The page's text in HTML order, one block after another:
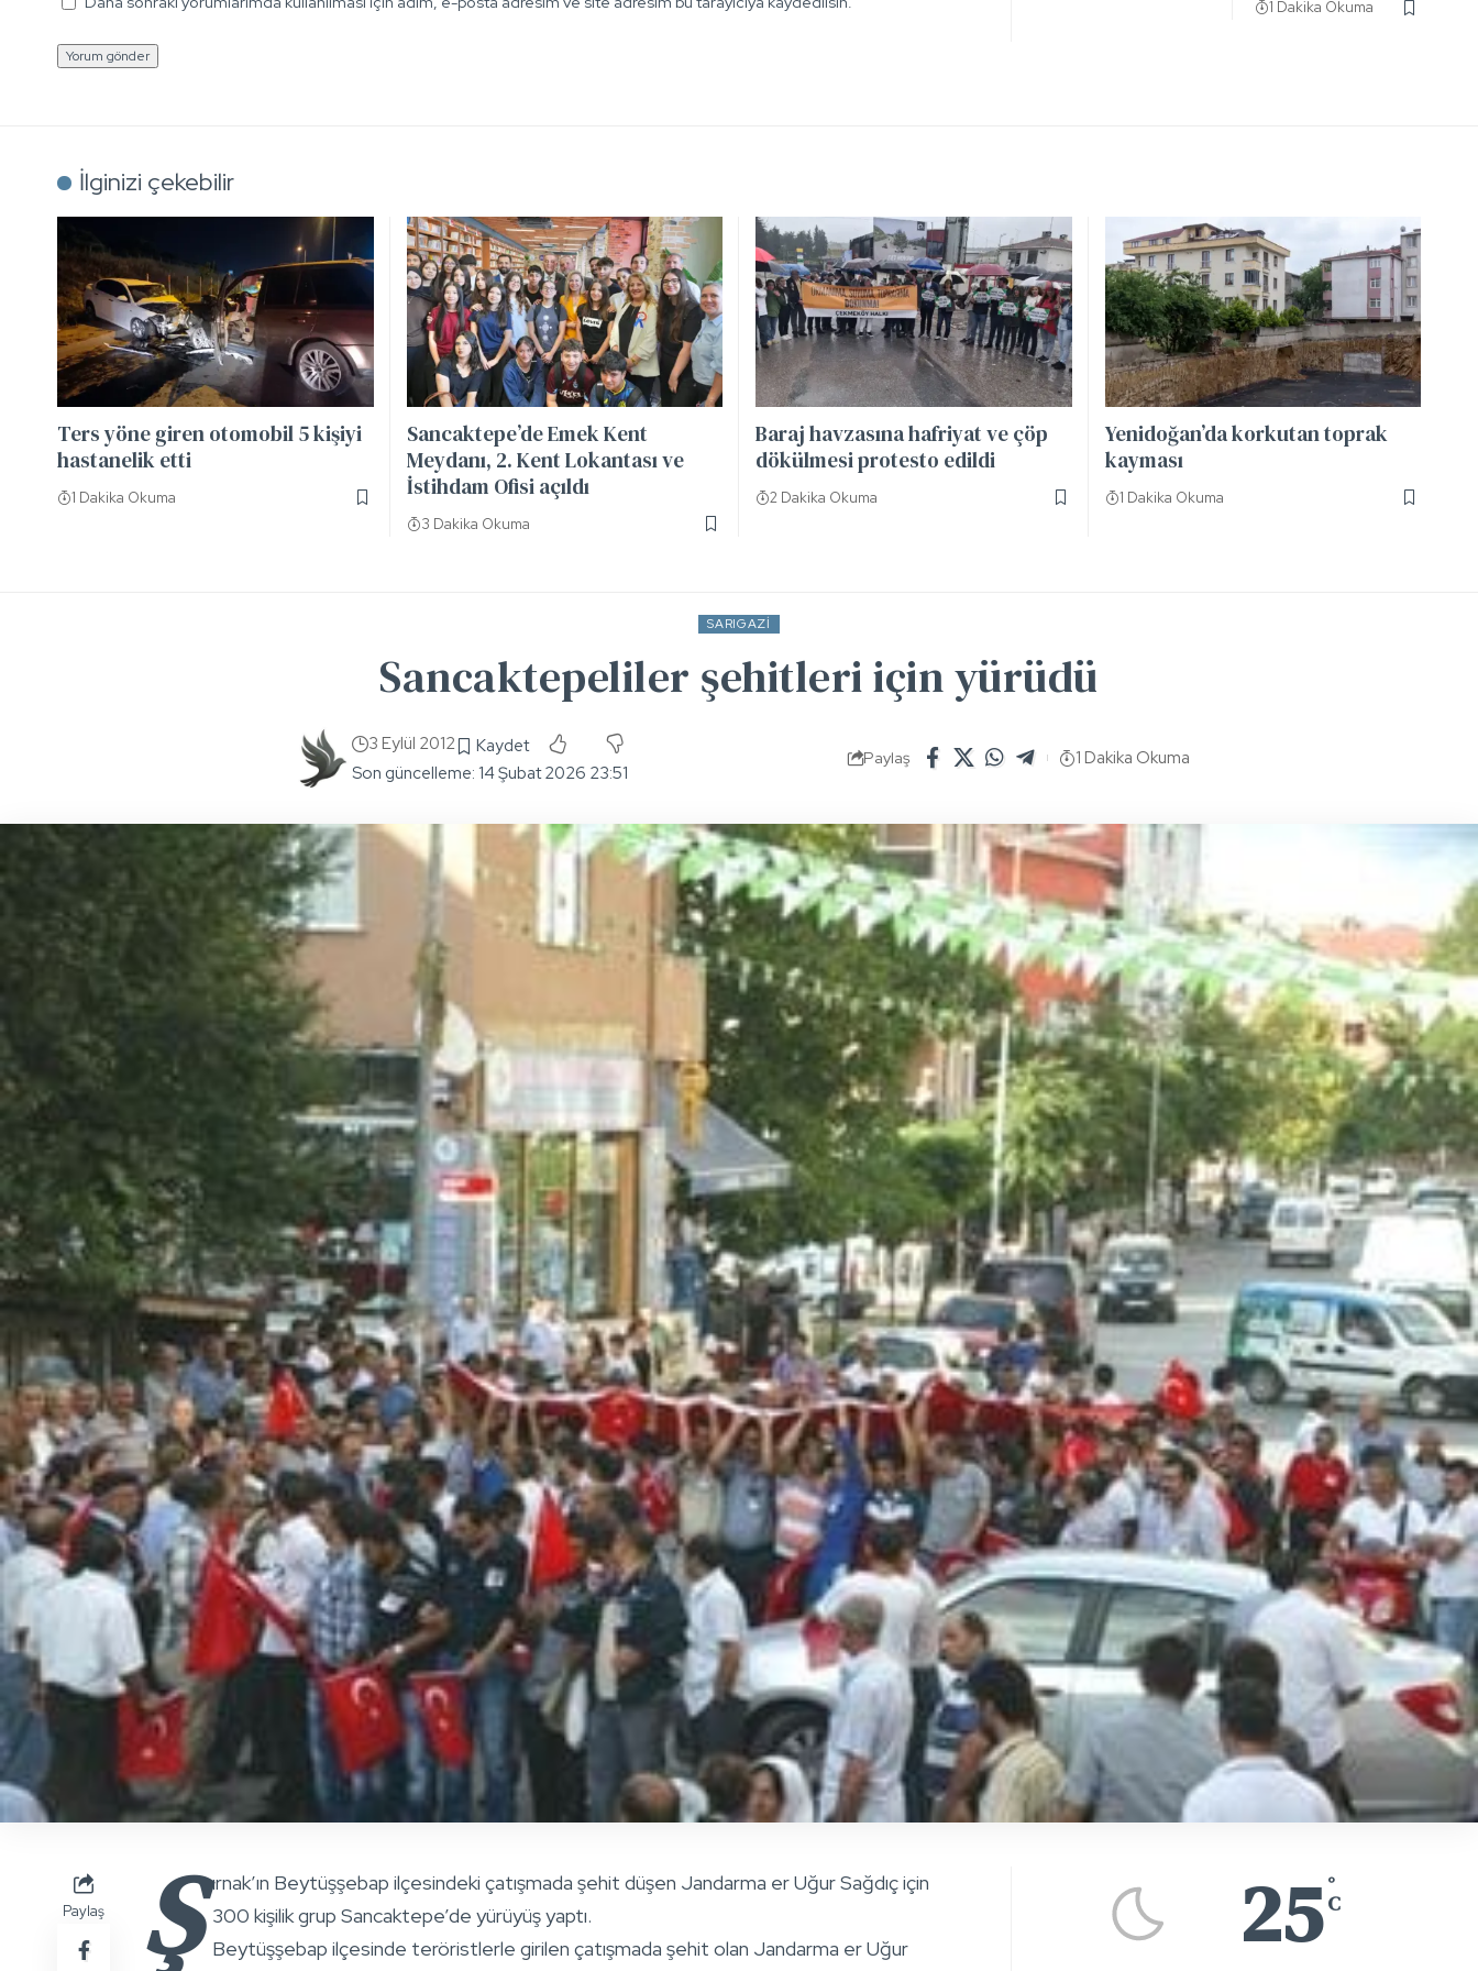
1 Dakika Okuma
İlginizi çekebilir
Ters yöne giren otomobil 5 kişiyi
hastanelik etti
1 Dakika Okuma
Sancaktepe’de Emek Kent
Meydanı, 2. Kent Lokantası ve
İstihdam Ofisi açıldı
3 Dakika Okuma
Baraj havzasına hafriyat ve çöp
dökülmesi protesto edildi
2 Dakika Okuma
Yenidoğan’da korkutan toprak
kayması
1 Dakika Okuma
SARIGAZI
Sancaktepeliler şehitleri için yürüdü
Son güncelleme: 14 Şubat 2026 23:51
3 Eylül 2012
Paylaş 1 Dakika Okuma
Paylaş Ş ırnak’ın Beytüşşebap ilçesindeki çatışmada şehit düşen Jandarma er Uğur Sağdıç için
300 kişilik grup Sancaktepe’de yürüyüş yaptı.
Beytüşşebap ilçesinde teröristlerle girilen çatışmada şehit olan Jandarma er Uğur
25 °
C